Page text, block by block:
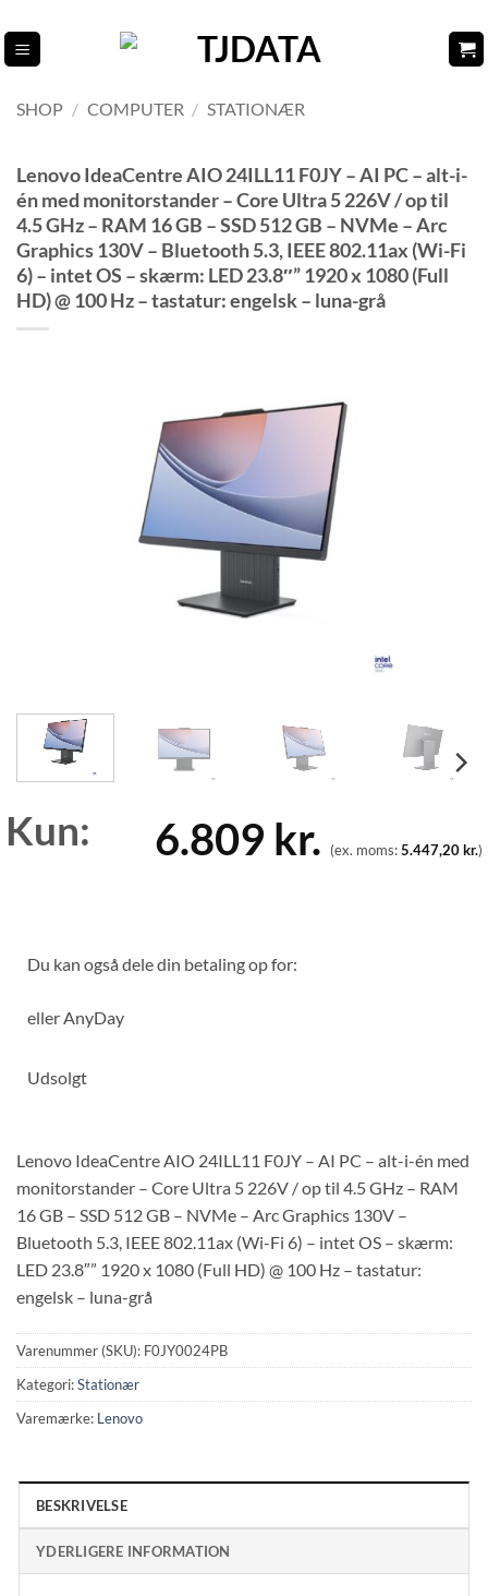
til
indhold
SHOP / COMPUTER / STATIONÆR
Lenovo IdeaCentre AIO 24ILL11 F0JY – AI PC – alt-i-
én med monitorstander – Core Ultra 5 226V / op til
4.5 GHz – RAM 16 GB – SSD 512 GB – NVMe – Arc
Graphics 130V – Bluetooth 5.3, IEEE 802.11ax (Wi-Fi
6) – intet OS – skærm: LED 23.8″” 1920 x 1080 (Full
HD) @ 100 Hz – tastatur: engelsk – luna-grå
Kun: 6.809 kr. (ex. moms:5.447,20kr.)
Du kan også dele din betaling op for:
ellerAnyDay
Udsolgt
Lenovo IdeaCentre AIO 24ILL11 F0JY – AI PC – alt-i-én med
monitorstander – Core Ultra 5 226V / op til 4.5 GHz – RAM
16 GB – SSD 512 GB – NVMe – Arc Graphics 130V –
Bluetooth 5.3, IEEE 802.11ax (Wi-Fi 6) – intet OS – skærm:
LED 23.8″” 1920 x 1080 (Full HD) @ 100 Hz – tastatur:
engelsk – luna-grå
Varenummer (SKU): F0JY0024PB
Kategori:Stationær
Varemærke: Lenovo
BESKRIVELSE
YDERLIGERE INFORMATION